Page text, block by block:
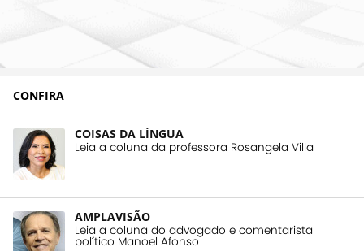
CONFIRA
COISAS DA LÍNGUA
Leia a coluna da professora Rosangela Villa
AMPLAVISÃO
Leia a coluna do advogado e comentarista
político Manoel Afonso